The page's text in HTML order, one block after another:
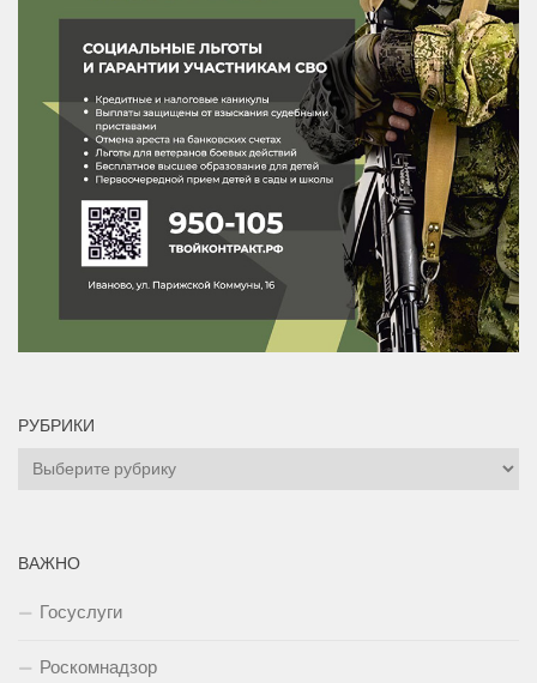
РУБРИКИ
Рубрики
ВАЖНО
Госуслуги
Роскомнадзор